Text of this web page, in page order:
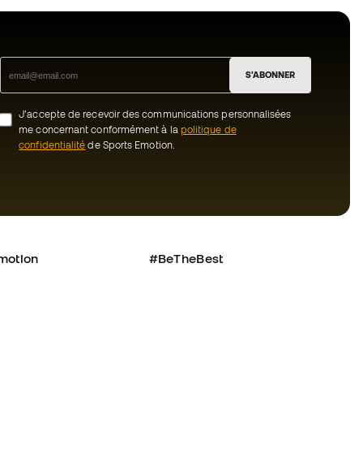
S'ABONNER
J’accepte de recevoir des communications personnalisées
me concernant conformément à la politique de
confidentialité de Sports Emotion.
#BeTheBest